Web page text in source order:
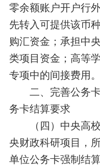
零余额账户开户行
先转入可提供该币
购汇资金；承担中
类项目资金；高等
专项中的间接费用。
二、完善公务卡
务卡结算要求
（四）中央高校
央财政科研项目，
单位公务卡强制结